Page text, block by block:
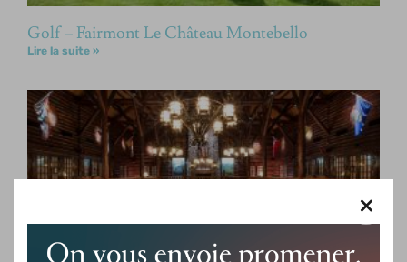
×
Golf – Fairmont Le Château Montebello
Lire la suite »